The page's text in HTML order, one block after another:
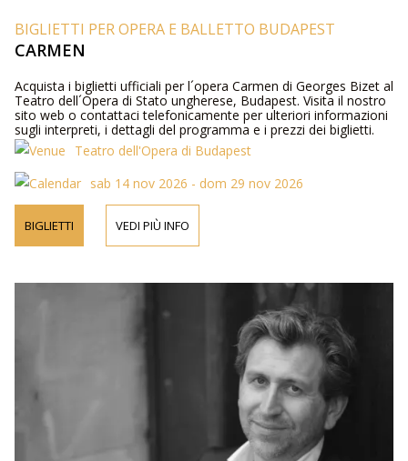
BIGLIETTI PER OPERA E BALLETTO BUDAPEST
CARMEN
Acquista i biglietti ufficiali per l´opera Carmen di Georges Bizet al
Teatro dell´Opera di Stato ungherese, Budapest. Visita il nostro
sito web o contattaci telefonicamente per ulteriori informazioni
sugli interpreti, i dettagli del programma e i prezzi dei biglietti.
Teatro dell'Opera di Budapest
sab 14 nov 2026 - dom 29 nov 2026
BIGLIETTI VEDI PIÙ INFO